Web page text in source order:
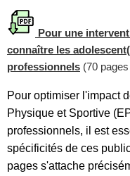
Pour une
connaître les
professionnels (70
Pour optimiser l'impact
Physique et Sportive
professionnels, il est
spécificités de ces
pages s'attache